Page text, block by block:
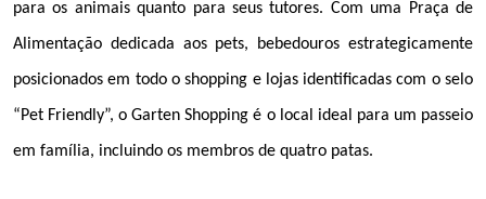
para os animais quanto para seus tutores. Com uma Praça de
Alimentação dedicada aos pets, bebedouros estrategicamente
posicionados em todo o shopping e lojas identificadas com o selo
“Pet Friendly”, o Garten Shopping é o local ideal para um passeio
em família, incluindo os membros de quatro patas.